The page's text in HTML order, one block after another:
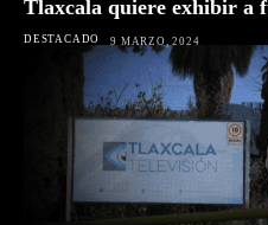
Tlaxcala quiere exhibir a
DESTACADO 9 MARZO, 2024